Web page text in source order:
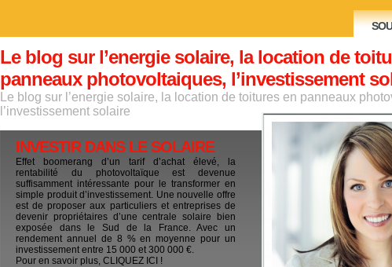
Le blog sur l’energie solaire, la location de
panneaux photovoltaiques, l’investissement
Le blog sur l’energie solaire, la location de toitures en panneaux
l’investissement solaire
INVESTIR DANS LE SOLAIRE
Effet boomerang d’un tarif d’achat élevé, la
rentabilité du photovoltaïque est devenue
suffisamment intéressante pour le transformer en
simple produit d’investissement. Une nouvelle offre
est de proposer aux particuliers et entreprises de
devenir propriétaires d’une centrale solaire bien
exposée dans le Sud de la France. Avec un
rendement annuel de 8 % en moyenne pour un
investissement entre 15 000 et 300 000 €.
Pour en savoir plus, CLIQUEZ ICI !